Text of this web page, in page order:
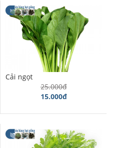
Cải ngọt
25.000đ
15.000đ